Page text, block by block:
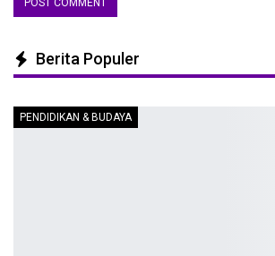
Berita Populer
PENDIDIKAN & BUDAYA